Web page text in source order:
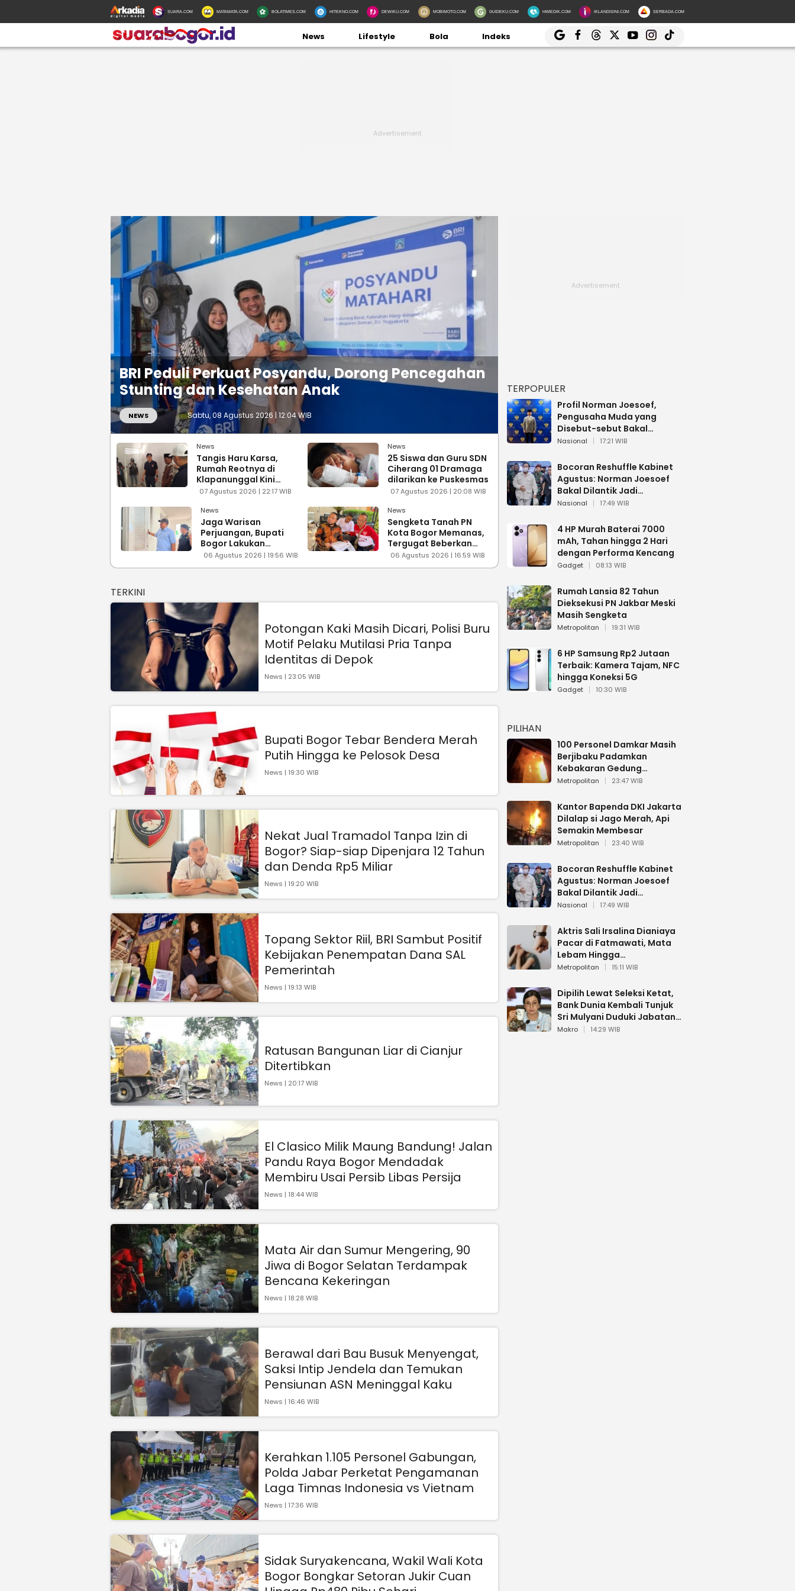
SUARA.COM MATAMATA.COM BOLATIMES.COM HITEKNO.COM DEWIKU.COM MOBIMOTO.COM GUIDEKU.COM HIMEDIK.COM IKLANDISINI.COM SERBADA.COM
News Lifestyle Bola Indeks
NEWS
BRI Peduli Perkuat Posyandu, Dorong Pencegahan
Stunting dan Kesehatan Anak
Sabtu, 08 Agustus 2026 | 12:04 WIB
News
Tangis Haru Karsa,
Rumah Reotnya di
Klapanunggal Kini
Kokoh Direnovasi
07 Agustus 2026 | 22:17 WIB
News
25 Siswa dan Guru SDN
Ciherang 01 Dramaga
dilarikan ke Puskesmas
07 Agustus 2026 | 20:08 WIB
News
Jaga Warisan
Perjuangan, Bupati
Bogor Lakukan
Revitalisasi Total
Cagar Budaya SDN
06 Agustus 2026 | 19:56 WIB
News
Sengketa Tanah PN
Kota Bogor Memanas,
Tergugat Beberkan
Bukti Jual Beli 1992-
1994
06 Agustus 2026 | 16:59 WIB
TERKINI
Potongan Kaki Masih Dicari, Polisi Buru
Motif Pelaku Mutilasi Pria Tanpa
Identitas di Depok
News | 23:05 WIB
Bupati Bogor Tebar Bendera Merah
Putih Hingga ke Pelosok Desa
News | 19:30 WIB
Nekat Jual Tramadol Tanpa Izin di
Bogor? Siap-siap Dipenjara 12 Tahun
dan Denda Rp5 Miliar
News | 19:20 WIB
Topang Sektor Riil, BRI Sambut Positif
Kebijakan Penempatan Dana SAL
Pemerintah
News | 19:13 WIB
Ratusan Bangunan Liar di Cianjur
Ditertibkan
News | 20:17 WIB
El Clasico Milik Maung Bandung! Jalan
Pandu Raya Bogor Mendadak
Membiru Usai Persib Libas Persija
News | 18:44 WIB
Mata Air dan Sumur Mengering, 90
Jiwa di Bogor Selatan Terdampak
Bencana Kekeringan
News | 18:28 WIB
Berawal dari Bau Busuk Menyengat,
Saksi Intip Jendela dan Temukan
Pensiunan ASN Meninggal Kaku
News | 16:46 WIB
Kerahkan 1.105 Personel Gabungan,
Polda Jabar Perketat Pengamanan
Laga Timnas Indonesia vs Vietnam
News | 17:36 WIB
Sidak Suryakencana, Wakil Wali Kota
Bogor Bongkar Setoran Jukir Cuan
TERPOPULER
Profil Norman Joesoef,
Pengusaha Muda yang
Disebut-sebut Bakal
Dilantik Jadi Wamenhan RI
Nasional 17:21 WIB
Bocoran Reshuffle Kabinet
Agustus: Norman Joesoef
Bakal Dilantik Jadi
Wamenhan RI
Nasional 17:49 WIB
4 HP Murah Baterai 7000
mAh, Tahan hingga 2 Hari
dengan Performa Kencang
Gadget 08:13 WIB
Rumah Lansia 82 Tahun
Dieksekusi PN Jakbar Meski
Masih Sengketa
Metropolitan 19:31 WIB
6 HP Samsung Rp2 Jutaan
Terbaik: Kamera Tajam, NFC
hingga Koneksi 5G
Gadget 10:30 WIB
PILIHAN
100 Personel Damkar Masih
Berjibaku Padamkan
Kebakaran Gedung
Bapenda DKI
Metropolitan 23:47 WIB
Kantor Bapenda DKI Jakarta
Dilalap si Jago Merah, Api
Semakin Membesar
Metropolitan 23:40 WIB
Bocoran Reshuffle Kabinet
Agustus: Norman Joesoef
Bakal Dilantik Jadi
Wamenhan RI
Nasional 17:49 WIB
Aktris Sali Irsalina Dianiaya
Pacar di Fatmawati, Mata
Lebam Hingga
Diselamatkan Polantas
Metropolitan 15:11 WIB
Dipilih Lewat Seleksi Ketat,
Bank Dunia Kembali Tunjuk
Sri Mulyani Duduki Jabatan
Strategis
Makro 14:29 WIB